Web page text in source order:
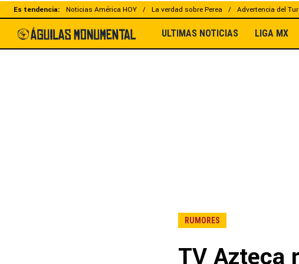
Es tendencia: Noticias América HOY La verdad sobre Perea Advertencia del
ULTIMAS NOTICIAS LIGA MX
RUMORES
TV Azteca